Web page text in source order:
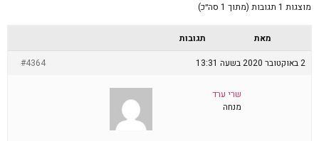
מוצגות 1 תגובות (מתוך 1 סה״כ)
מאת
תגובות
2 באוקטובר 2020 בשעה 13:31
#4364
שרי ערד
מנחה